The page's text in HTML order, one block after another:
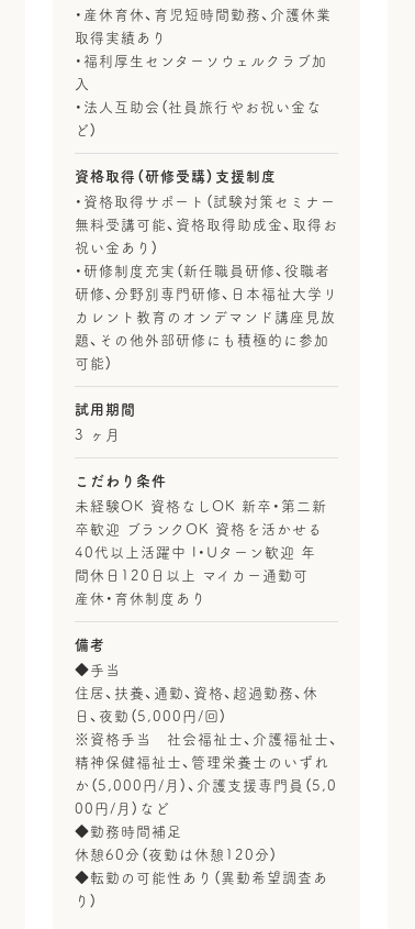
・産休育休、育児短時間勤務、介護休業
取得実績あり
・福利厚生センターソウェルクラブ加
入
・法人互助会（社員旅行やお祝い金な
ど）
資格取得（研修受講）支援制度
・資格取得サポート（試験対策セミナー
無料受講可能、資格取得助成金、取得お
祝い金あり）
・研修制度充実（新任職員研修、役職者
研修、分野別専門研修、日本福祉大学リ
カレント教育のオンデマンド講座見放
題、その他外部研修にも積極的に参加
可能）
試用期間
3 ヶ月
こだわり条件
未経験OK 資格なしOK 新卒・第二新
卒歓迎 ブランクOK 資格を活かせる
40代以上活躍中 I・Uターン歓迎 年
間休日120日以上 マイカー通勤可
産休・育休制度あり
備考
◆手当
住居、扶養、通勤、資格、超過勤務、休
日、夜勤（5,000円/回）
※資格手当 社会福祉士、介護福祉士、
精神保健福祉士、管理栄養士のいずれ
か（5,000円/月）、介護支援専門員（5,0
00円/月）など
◆勤務時間補足
休憩60分（夜勤は休憩120分）
◆転勤の可能性あり（異動希望調査あ
り）